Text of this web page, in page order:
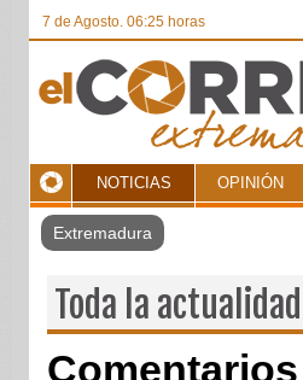
7 de Agosto. 06:25 horas
NOTICIAS OPINIÓN
Toda la